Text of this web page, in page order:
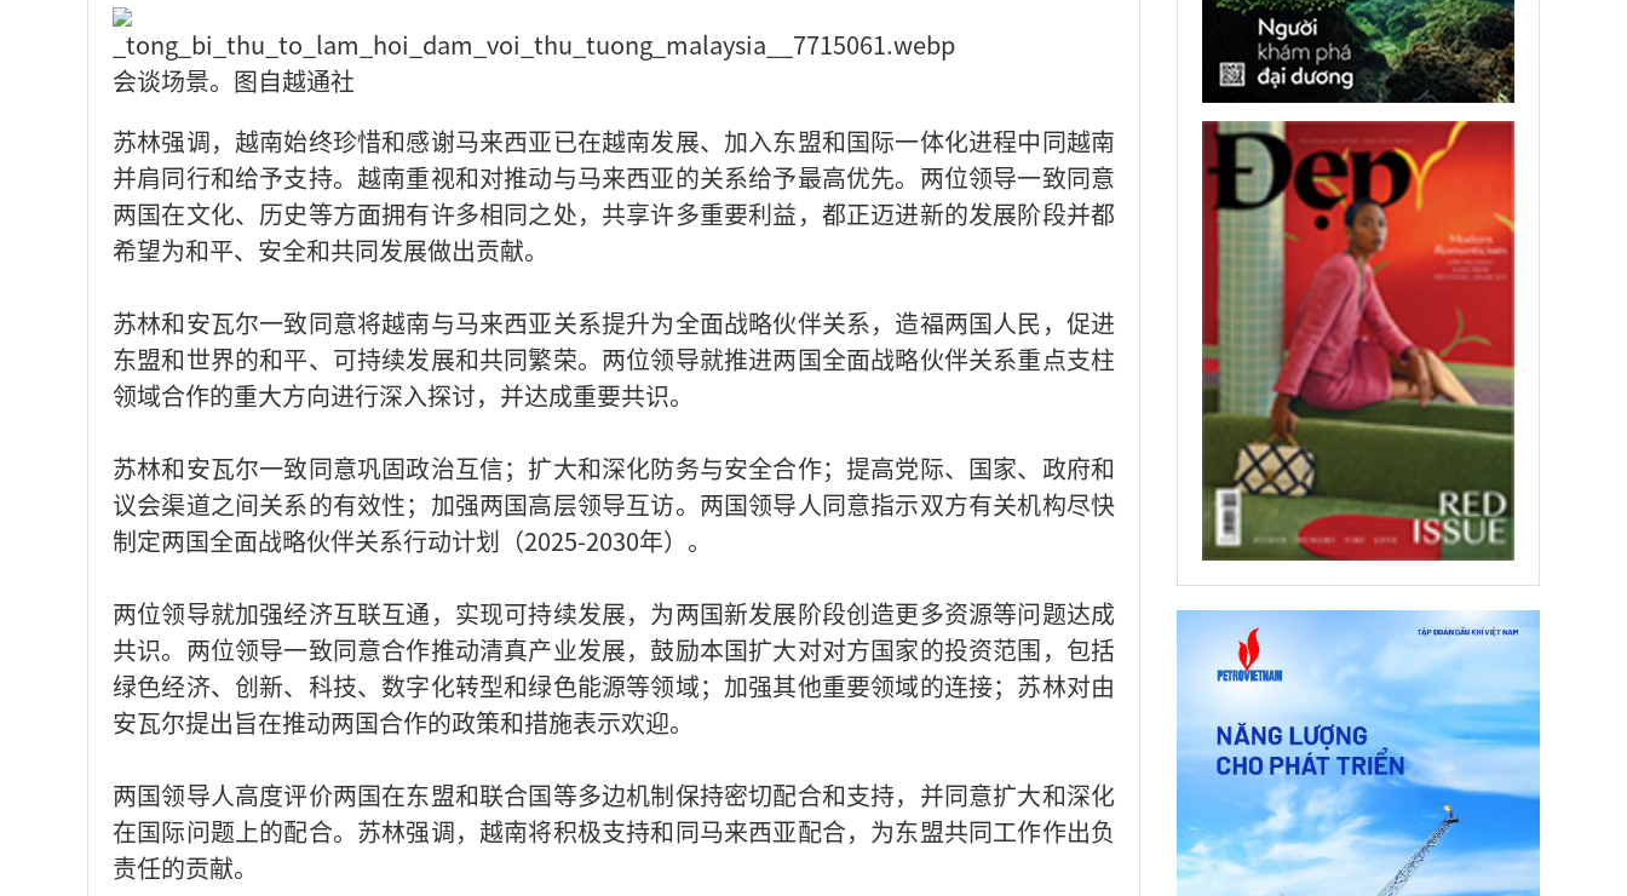
会谈场景。图自越通社
苏林强调，越南始终珍惜和感谢马来西亚已在越南发展、加入东盟和国际一体化进程中同越南
并肩同行和给予支持。越南重视和对推动与马来西亚的关系给予最高优先。两位领导一致同意
两国在文化、历史等方面拥有许多相同之处，共享许多重要利益，都正迈进新的发展阶段并都
希望为和平、安全和共同发展做出贡献。
苏林和安瓦尔一致同意将越南与马来西亚关系提升为全面战略伙伴关系，造福两国人民，促进
东盟和世界的和平、可持续发展和共同繁荣。两位领导就推进两国全面战略伙伴关系重点支柱
领域合作的重大方向进行深入探讨，并达成重要共识。
苏林和安瓦尔一致同意巩固政治互信；扩大和深化防务与安全合作；提高党际、国家、政府和
议会渠道之间关系的有效性；加强两国高层领导互访。两国领导人同意指示双方有关机构尽快
制定两国全面战略伙伴关系行动计划（2025-2030年）。
两位领导就加强经济互联互通，实现可持续发展，为两国新发展阶段创造更多资源等问题达成
共识。两位领导一致同意合作推动清真产业发展，鼓励本国扩大对对方国家的投资范围，包括
绿色经济、创新、科技、数字化转型和绿色能源等领域；加强其他重要领域的连接；苏林对由
安瓦尔提出旨在推动两国合作的政策和措施表示欢迎。
两国领导人高度评价两国在东盟和联合国等多边机制保持密切配合和支持，并同意扩大和深化
在国际问题上的配合。苏林强调，越南将积极支持和同马来西亚配合，为东盟共同工作作出负
责任的贡献。